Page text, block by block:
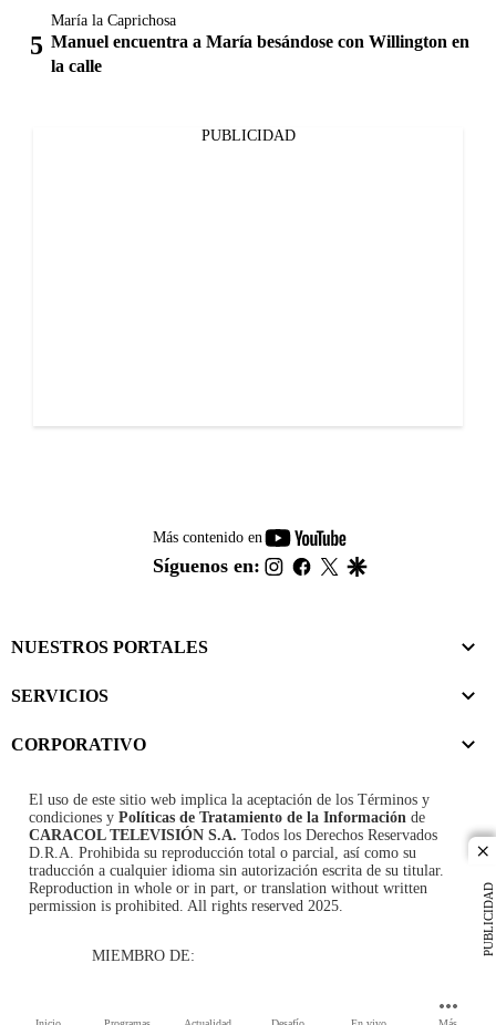
PUBLICIDAD
María la Caprichosa
Manuel encuentra a María besándose con Willington en
la calle
PUBLICIDAD
Más contenido en
youtube-
footer
Síguenos en: instagram
facebook
twitter
NUESTROS PORTALES
SERVICIOS
CORPORATIVO
El uso de este sitio web implica la aceptación de los Términos y
condiciones y Políticas de Tratamiento de la Información de
CARACOL TELEVISIÓN S.A. Todos los Derechos Reservados
D.R.A. Prohibida su reproducción total o parcial, así como su
traducción a cualquier idioma sin autorización escrita de su titular.
Reproduction in whole or in part, or translation without written
permission is prohibited. All rights reserved 2025.
MIEMBRO DE: